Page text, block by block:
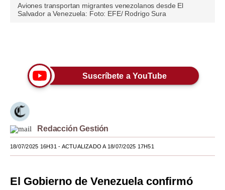
Moda
Mundo
España
Aviones transportan migrantes venezolanos desde El
Salvador a Venezuela: Foto: EFE/ Rodrigo Sura
Suscríbete a YouTube
Redacción Gestión
18/07/2025 16H31 - ACTUALIZADO A 18/07/2025 17H51
El Gobierno de Venezuela confirmó